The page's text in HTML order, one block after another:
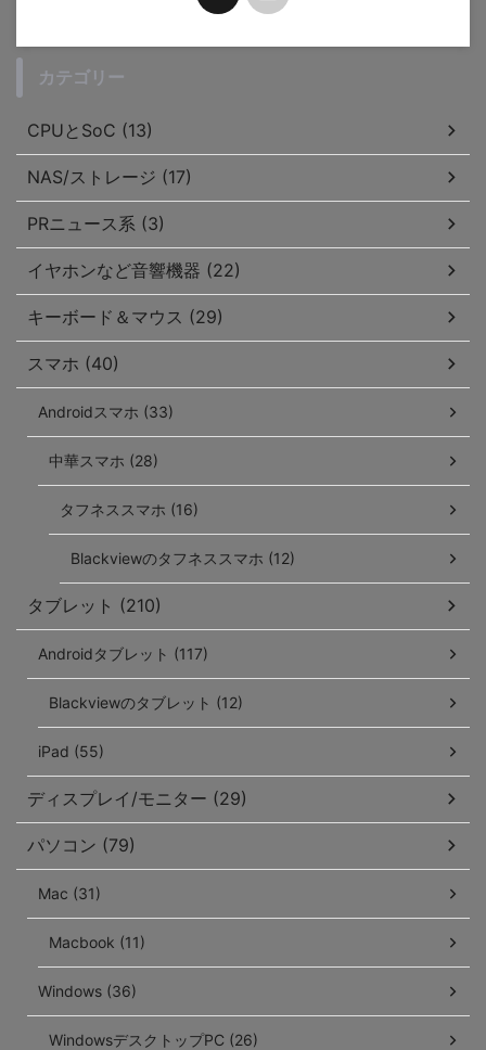
カテゴリー
CPUとSoC (13)
NAS/ストレージ (17)
PRニュース系 (3)
イヤホンなど音響機器 (22)
キーボード＆マウス (29)
スマホ (40)
Androidスマホ (33)
中華スマホ (28)
タフネススマホ (16)
Blackviewのタフネススマホ (12)
タブレット (210)
Androidタブレット (117)
Blackviewのタブレット (12)
iPad (55)
ディスプレイ/モニター (29)
パソコン (79)
Mac (31)
Macbook (11)
Windows (36)
WindowsデスクトップPC (26)